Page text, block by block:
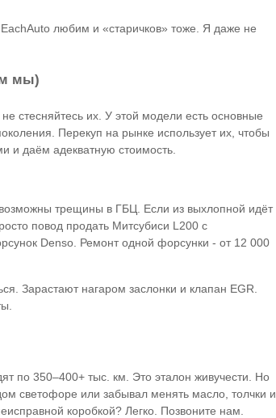
любим и «старичков» тоже. Я даже не
мы)
стесняйтесь их. У этой модели есть основные
Перекуп на рынке использует их, чтобы
и даём адекватную стоимость.
трещины в ГБЦ. Если из выхлопной идёт
повод продать Митсубиси L200 с
Denso. Ремонт одной форсунки - от 12 000
Зарастают нагаром заслонки и клапан EGR.
по 350–400+ тыс. км. Это эталон живучести. Но
светофоре или забывал менять масло, толчки и
коробкой? Легко. Позвоните нам.